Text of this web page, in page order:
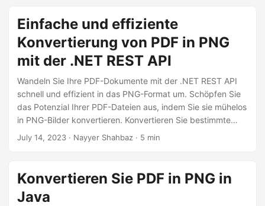
m
e
Einfache und effiziente
Konvertierung von PDF in PNG
mit der .NET REST API
Wandeln Sie Ihre PDF-Dokumente mit der .NET REST API
schnell und effizient in das PNG-Format um. Schöpfen Sie
das Potenzial Ihrer PDF-Dateien aus, indem Sie sie mühelos
in PNG-Bilder konvertieren. Konvertieren Sie bestimmte
oder alle PDF-Seiten in hochwertige Bilder für eine einfache
REST API. Entdecken Sie die Vorteile der Konvertierung von
PDF in PNG, einschließlich Vielseitigkeit, Kompatibilität und
hervorragende Bildqualität.
July 14, 2023 · Nayyer Shahbaz · 5 min
Konvertieren Sie PDF in PNG in
Java